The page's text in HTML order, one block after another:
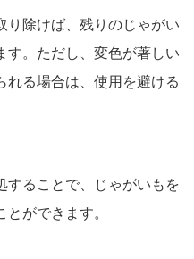
り除けば、残りのじゃがい
す。ただし、変色が著しい
れる場合は、使用を避ける
することで、じゃがいもを
ができます。